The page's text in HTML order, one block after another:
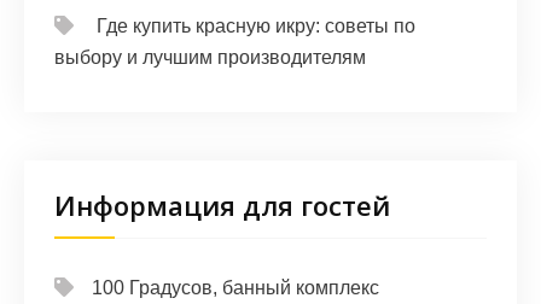
Где купить красную икру: советы по
выбору и лучшим производителям
Информация для гостей
100 Градусов, банный комплекс